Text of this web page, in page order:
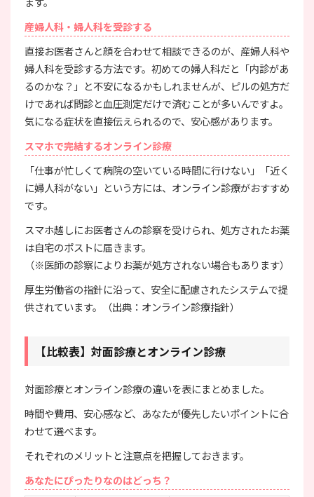
産婦人科・婦人科を受診する
直接お医者さんと顔を合わせて相談できるのが、産婦人科や
婦人科を受診する方法です。初めての婦人科だと「内診があ
るのかな？」と不安になるかもしれませんが、ピルの処方だ
けであれば問診と血圧測定だけで済むことが多いんですよ。
気になる症状を直接伝えられるので、安心感があります。
スマホで完結するオンライン診療
「仕事が忙しくて病院の空いている時間に行けない」「近く
に婦人科がない」という方には、オンライン診療がおすすめ
です。
スマホ越しにお医者さんの診察を受けられ、処方されたお薬
は自宅のポストに届きます。
（※医師の診察によりお薬が処方されない場合もあります）
厚生労働省の指針に沿って、安全に配慮されたシステムで提
供されています。（出典：オンライン診療指針）
【比較表】対面診療とオンライン診療
対面診療とオンライン診療の違いを表にまとめました。
時間や費用、安心感など、あなたが優先したいポイントに合
わせて選べます。
それぞれのメリットと注意点を把握しておきます。
あなたにぴったりなのはどっち？